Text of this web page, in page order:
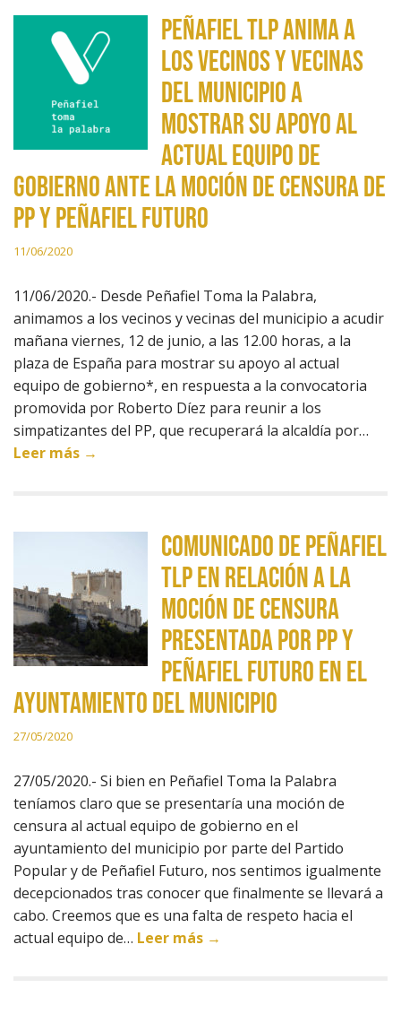
Peñafiel TLP anima a
los vecinos y vecinas
del municipio a
mostrar su apoyo al
actual equipo de
gobierno ante la moción de censura de
PP y Peñafiel Futuro
11/06/2020
11/06/2020.- Desde Peñafiel Toma la Palabra,
animamos a los vecinos y vecinas del municipio a acudir
mañana viernes, 12 de junio, a las 12.00 horas, a la
plaza de España para mostrar su apoyo al actual
equipo de gobierno*, en respuesta a la convocatoria
promovida por Roberto Díez para reunir a los
simpatizantes del PP, que recuperará la alcaldía por…
Leer más →
Comunicado de Peñafiel
TLP en relación a la
moción de censura
presentada por PP y
Peñafiel Futuro en el
ayuntamiento del municipio
27/05/2020
27/05/2020.- Si bien en Peñafiel Toma la Palabra
teníamos claro que se presentaría una moción de
censura al actual equipo de gobierno en el
ayuntamiento del municipio por parte del Partido
Popular y de Peñafiel Futuro, nos sentimos igualmente
decepcionados tras conocer que finalmente se llevará a
cabo. Creemos que es una falta de respeto hacia el
actual equipo de… Leer más →